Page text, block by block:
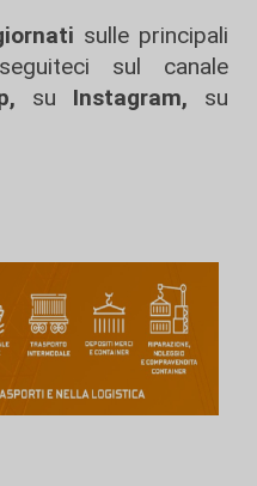
sulle principali
sul canale
su Instagram, su